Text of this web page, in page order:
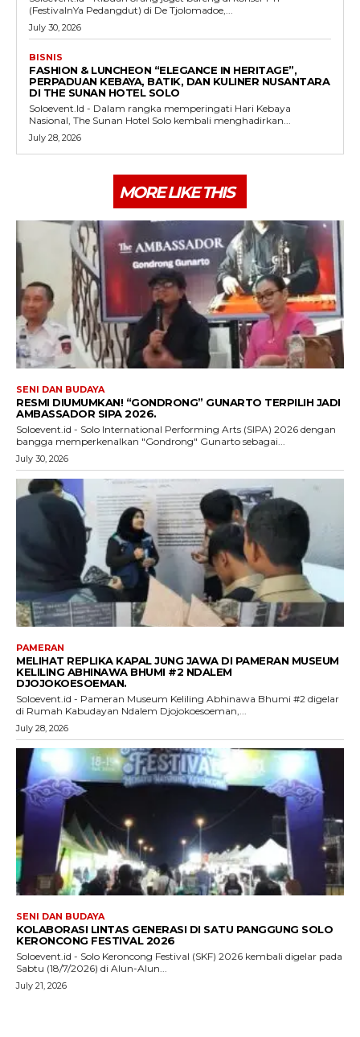
(FestivalnYa Pedangdut) di De Tjolomadoe,...
July 30, 2026
BISNIS
FASHION & LUNCHEON “ELEGANCE IN HERITAGE”,
PERPADUAN KEBAYA, BATIK, DAN KULINER NUSANTARA
DI THE SUNAN HOTEL SOLO
Soloevent.Id - Dalam rangka memperingati Hari Kebaya
Nasional, The Sunan Hotel Solo kembali menghadirkan...
July 28, 2026
MORE LIKE THIS
SENI DAN BUDAYA
RESMI DIUMUMKAN! “GONDRONG” GUNARTO TERPILIH JADI
AMBASSADOR SIPA 2026.
Soloevent.id - Solo International Performing Arts (SIPA) 2026 dengan
bangga memperkenalkan "Gondrong" Gunarto sebagai...
July 30, 2026
PAMERAN
MELIHAT REPLIKA KAPAL JUNG JAWA DI PAMERAN MUSEUM
KELILING ABHINAWA BHUMI #2 NDALEM
DJOJOKOESOEMAN.
Soloevent.id - Pameran Museum Keliling Abhinawa Bhumi #2 digelar
di Rumah Kabudayan Ndalem Djojokoesoeman,...
July 28, 2026
SENI DAN BUDAYA
KOLABORASI LINTAS GENERASI DI SATU PANGGUNG SOLO
KERONCONG FESTIVAL 2026
Soloevent.id - Solo Keroncong Festival (SKF) 2026 kembali digelar pada
Sabtu (18/7/2026) di Alun-Alun...
July 21, 2026